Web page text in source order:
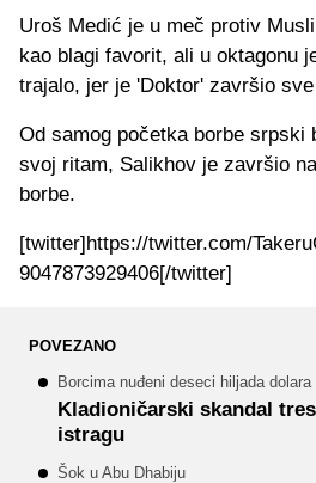
Uroš Medić je u meč protiv
kao blagi favorit, ali u oktagonu
trajalo, jer je 'Doktor' završio
Od samog početka borbe srpski
svoj ritam, Salikhov je završio
borbe.
[twitter]https://twitter.com/
9047873929406[/twitter]
POVEZANO
Borcima nuđeni deseci hiljada dolara
Kladioničarski skandal
istragu
Šok u Abu Dhabiju